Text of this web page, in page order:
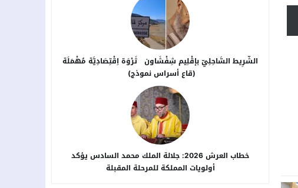
الشَّرِيط السَّاحِلِيّ بإقْلِيم شِفْشَاون ثَرْوَة اِقْتِصَادِيَّة مُهْمَلَة
(قاع أسراس نموذج)
خطاب العرش 2026: جلالة الملك محمد السادس يؤكد
أولويات المملكة للمرحلة المقبلة